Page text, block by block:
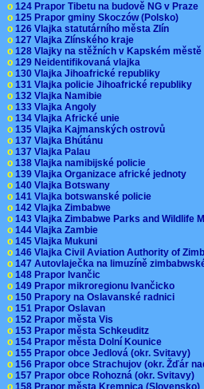
o 124 Prapor Tibetu na budově NG v Praze
o 125 Prapor gminy Skoczów (Polsko)
o 126 Vlajka statutárního města Zlín
o 127 Vlajka Zlínského kraje
o 128 Vlajky na stěžních v Kapském
o 129 Neidentifikovaná vlajka
o 130 Vlajka Jihoafrické republiky
o 131 Vlajka policie Jihoafrické republiky
o 132 Vlajka Namibie
o 133 Vlajka Angoly
o 134 Vlajka Africké unie
o 135 Vlajka Kajmanských ostrovů
o 137 Vlajka Bhútánu
o 137 Vlajka Palau
o 138 Vlajka namibijské policie
o 139 Vlajka Organizace africké jednoty
o 140 Vlajka Botswany
o 141 Vlajka botswanské policie
o 142 Vlajka Zimbabwe
o 143 Vlajka Zimbabwe Parks and Wildlife
o 144 Vlajka Zambie
o 145 Vlajka Mukuni
o 146 Vlajka Civil Aviation Authority of
o 147 Autovlaječka na limuzíně
o 148 Prapor Ivančic
o 149 Prapor mikroregionu Ivančicko
o 150 Prapory na Oslavanské radnici
o 151 Prapor Oslavan
o 152 Prapor města Vis
o 153 Prapor města Schkeuditz
o 154 Prapor města Dolní Kounice
o 155 Prapor obce Jedlová (okr. Svitavy)
o 156 Prapor obce Strachujov (okr. Žďár
o 157 Prapor obce Rohozná (okr. Svitavy)
o 158 Prapor města Kremnica (Slovensko)